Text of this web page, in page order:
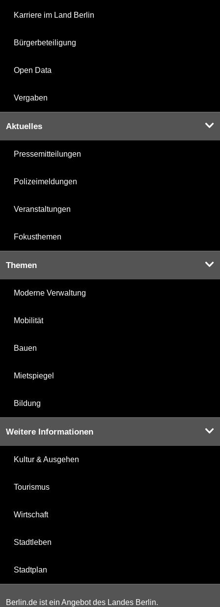
Karriere im Land Berlin
Bürgerbeteiligung
Open Data
Vergaben
Aktuelles
Pressemitteilungen
Polizeimeldungen
Veranstaltungen
Fokusthemen
Themen
Moderne Verwaltung
Mobilität
Bauen
Mietspiegel
Bildung
Weitere Informationen
Kultur & Ausgehen
Tourismus
Wirtschaft
Stadtleben
Stadtplan
Berlin.de ist ein Angebot des Landes Berlin.